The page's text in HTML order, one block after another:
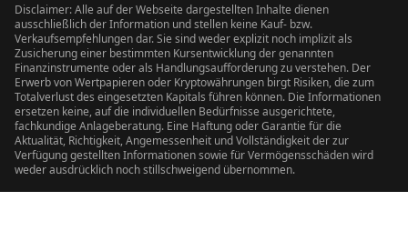
Disclaimer: Alle auf der Webseite dargestellten Inhalte dienen
ausschließlich der Information und stellen keine Kauf- bzw.
Verkaufsempfehlungen dar. Sie sind weder explizit noch implizit als
Zusicherung einer bestimmten Kursentwicklung der genannten
Finanzinstrumente oder als Handlungsaufforderung zu verstehen. Der
Erwerb von Wertpapieren oder Kryptowährungen birgt Risiken, die zum
Totalverlust des eingesetzten Kapitals führen können. Die Informationen
ersetzen keine, auf die individuellen Bedürfnisse ausgerichtete,
fachkundige Anlageberatung. Eine Haftung oder Garantie für die
Aktualität, Richtigkeit, Angemessenheit und Vollständigkeit der zur
Verfügung gestellten Informationen sowie für Vermögensschäden wird
weder ausdrücklich noch stillschweigend übernommen.